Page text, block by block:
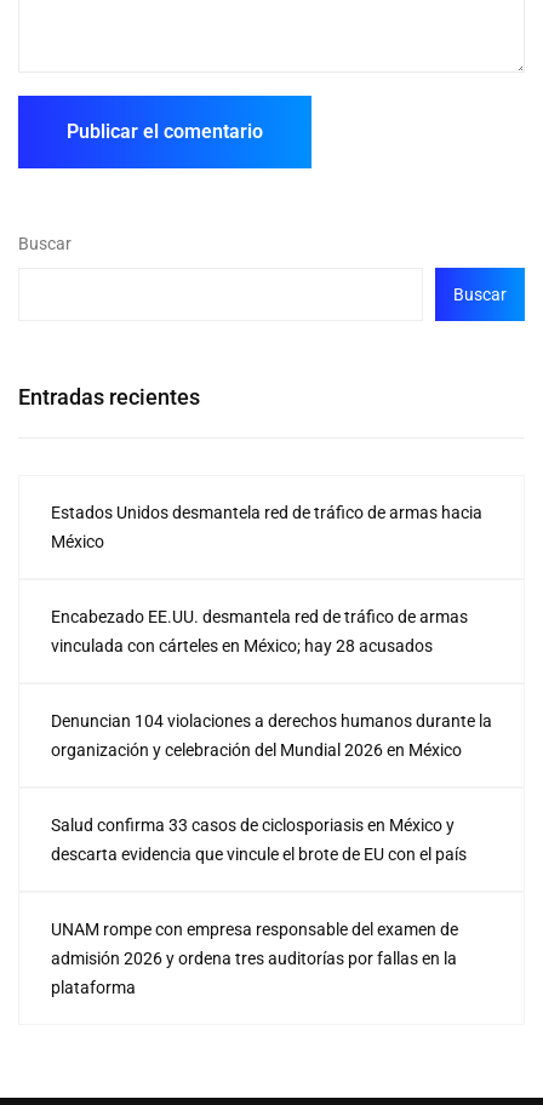
Buscar
Buscar
Entradas recientes
Estados Unidos desmantela red de tráfico de armas hacia
México
Encabezado EE.UU. desmantela red de tráfico de armas
vinculada con cárteles en México; hay 28 acusados
Denuncian 104 violaciones a derechos humanos durante la
organización y celebración del Mundial 2026 en México
Salud confirma 33 casos de ciclosporiasis en México y
descarta evidencia que vincule el brote de EU con el país
UNAM rompe con empresa responsable del examen de
admisión 2026 y ordena tres auditorías por fallas en la
plataforma